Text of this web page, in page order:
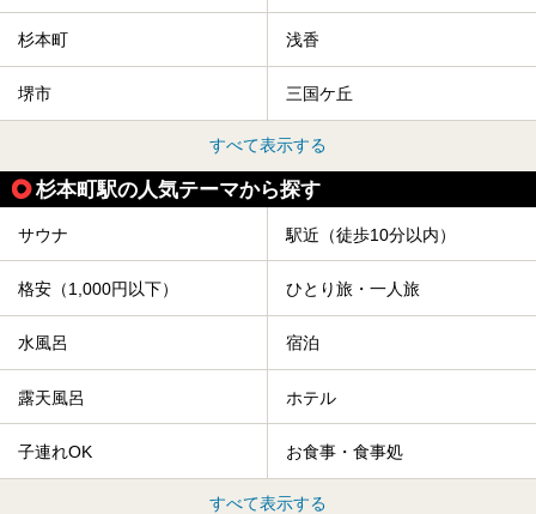
杉本町 浅香
堺市 三国ケ丘
すべて表示する
杉本町駅の人気テーマから探す
サウナ 駅近（徒歩10分以内）
格安（1,000円以下） ひとり旅・一人旅
水風呂 宿泊
露天風呂 ホテル
子連れOK お食事・食事処
すべて表示する